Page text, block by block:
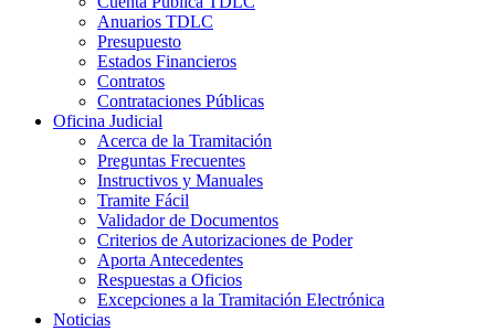
Anuarios TDLC
Presupuesto
Estados Financieros
Contratos
Contrataciones Públicas
Oficina Judicial
Acerca de la Tramitación
Preguntas Frecuentes
Instructivos y Manuales
Tramite Fácil
Validador de Documentos
Criterios de Autorizaciones de Poder
Aporta Antecedentes
Respuestas a Oficios
Excepciones a la Tramitación Electrónica
Noticias